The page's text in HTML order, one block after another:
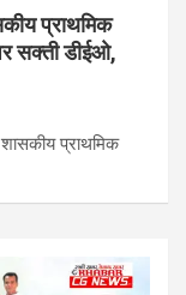
प्राथमिक
सक्ती डीईओ,
शासकीय प्राथमिक